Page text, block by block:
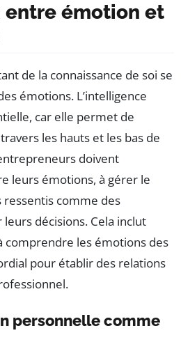
entre émotion et
de la connaissance de soi se
émotions. L’intelligence
car elle permet de
les hauts et les bas de
doivent
leurs émotions, à gérer le
comme des
décisions. Cela inclut
comprendre les émotions des
pour établir des relations
personnelle comme